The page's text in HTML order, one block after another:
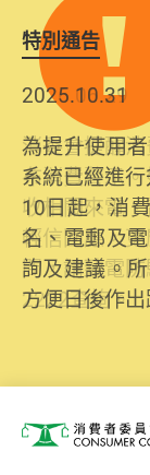
特別通告
2026.06.29
消委會提醒
布消費警示
收相關來電
輕信回應，
問，請致電
2222查詢。
2025.10.31
為提升使用
系統已經進
10日起，消
名、電郵及
詢及建議。
方便日後作出
消費者委員會